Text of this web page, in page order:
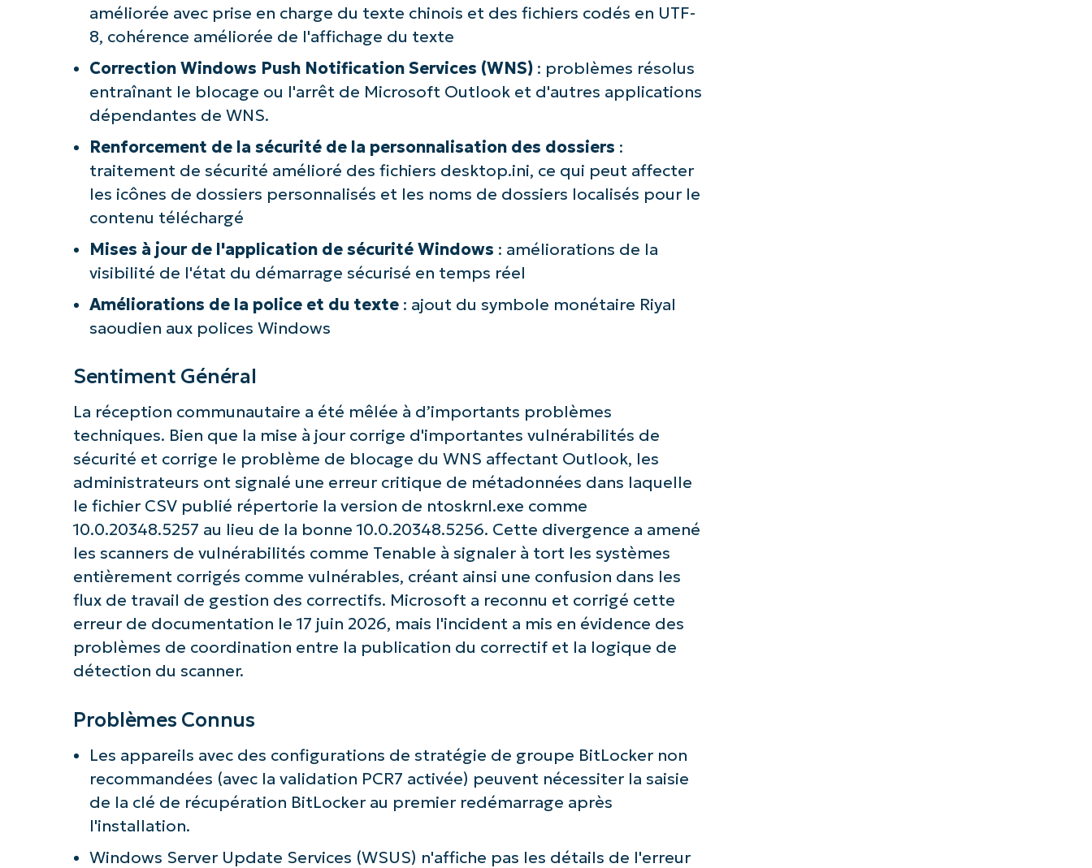
améliorée avec prise en charge du texte chinois et des fichiers codés en UTF-
8, cohérence améliorée de l'affichage du texte
Correction Windows Push Notification Services (WNS): problèmes résolus
entraînant le blocage ou l'arrêt de Microsoft Outlook et d'autres applications
dépendantes de WNS.
Renforcement de la sécurité de la personnalisation des dossiers :
traitement de sécurité amélioré des fichiers desktop.ini, ce qui peut affecter
les icônes de dossiers personnalisés et les noms de dossiers localisés pour le
contenu téléchargé
Mises à jour de l'application de sécurité Windows : améliorations de la
visibilité de l'état du démarrage sécurisé en temps réel
Améliorations de la police et du texte: ajout du symbole monétaire Riyal
saoudien aux polices Windows
Sentiment Général
La réception communautaire a été mêlée à d’importants problèmes
techniques. Bien que la mise à jour corrige d'importantes vulnérabilités de
sécurité et corrige le problème de blocage du WNS affectant Outlook, les
administrateurs ont signalé une erreur critique de métadonnées dans laquelle
le fichier CSV publié répertorie la version de ntoskrnl.exe comme
10.0.20348.5257 au lieu de la bonne 10.0.20348.5256. Cette divergence a amené
les scanners de vulnérabilités comme Tenable à signaler à tort les systèmes
entièrement corrigés comme vulnérables, créant ainsi une confusion dans les
flux de travail de gestion des correctifs. Microsoft a reconnu et corrigé cette
erreur de documentation le 17 juin 2026, mais l'incident a mis en évidence des
problèmes de coordination entre la publication du correctif et la logique de
détection du scanner.
Problèmes Connus
Les appareils avec des configurations de stratégie de groupe BitLocker non
recommandées (avec la validation PCR7 activée) peuvent nécessiter la saisie
de la clé de récupération BitLocker au premier redémarrage après
l'installation.
Windows Server Update Services (WSUS) n'affiche pas les détails de l'erreur
Commencez avec les analyses de KB pilotées par l'IA de
et
Nom*
Business
email*
number*
Pays
Company
name*